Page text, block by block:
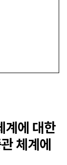
계에 대한
체계에